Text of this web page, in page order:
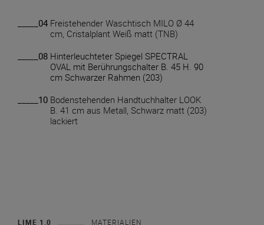
_____04 Freistehender Waschtisch MILO Ø 44
cm, Cristalplant Weiß matt (TNB)
_____08 Hinterleuchteter Spiegel SPECTRAL
OVAL mit Berührungschalter B. 45 H. 90
cm Schwarzer Rahmen (203)
_____10 Bodenstehenden Handtuchhalter LOOK
B. 41 cm aus Metall, Schwarz matt (203)
lackiert
LIME 1.0 MATERIALIEN